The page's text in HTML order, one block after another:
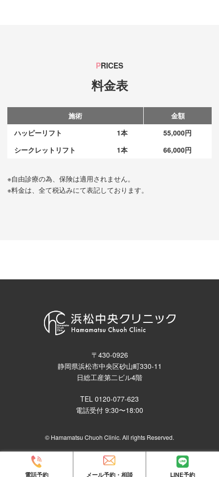
PRICES
料金表
施術
金額
ハッピーリフト
1本
55,000円
シークレットリフト
1本 66,000円
※自由診療の為、保険は適用されません。
※料金は、全て税込みにて表記しております。
〒430-0926
静岡県浜松市中央区砂山町330-11
日総工産第二ビル4階
TEL 0120-077-623
電話受付 9:30〜18:00
© Hamamatsu Chuoh Clinic. All rights Reserved.
電話予約 メール予約・相談 LINE予約